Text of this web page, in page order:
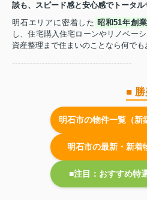
談も、スピード感と安心感でトータル
明石エリアに密着した 昭和51年創
し、住宅購入住宅ローンやリノベー
資産整理まで住まいのことなら何でも
----------------------------------------
■
明石市の物件一覧（新
明石市の最新・新着
■注目：おすすめ特